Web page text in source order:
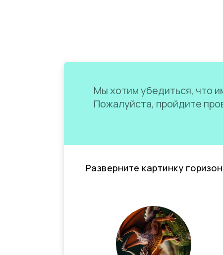
Мы хотим убедиться, что
Пожалуйста, пройдите
Разверните картинку